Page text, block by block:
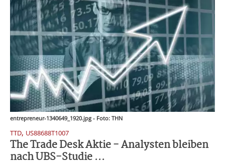
entrepreneur-1340649_1920.jpg - Foto: THN
TTD, US88688T1007
The Trade Desk Aktie - Analysten bleiben
nach UBS-Studie ...